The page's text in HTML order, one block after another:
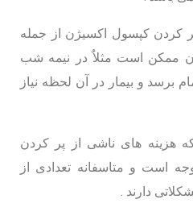
کردن کپسول اکسیژن از جمله
ممکن است مثلاٌ در نیمه شب
برسد و بیمار در آن لحظه نیاز
هزینه های ناشی از پر کردن
است و متاسفانه تعدادی از
دارند .